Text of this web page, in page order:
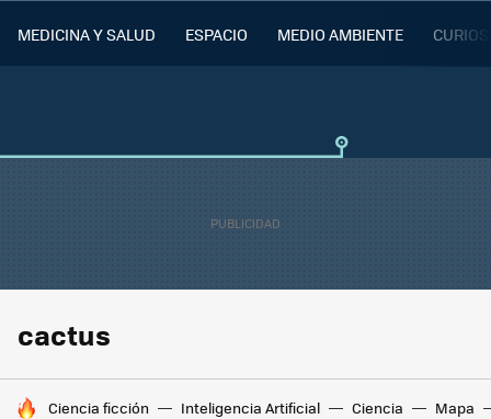
MEDICINA Y SALUD ESPACIO MEDIO AMBIENTE
cactus
HOY SE HABLA DE
Ciencia ficción Inteligencia Artificial Ciencia Mapa